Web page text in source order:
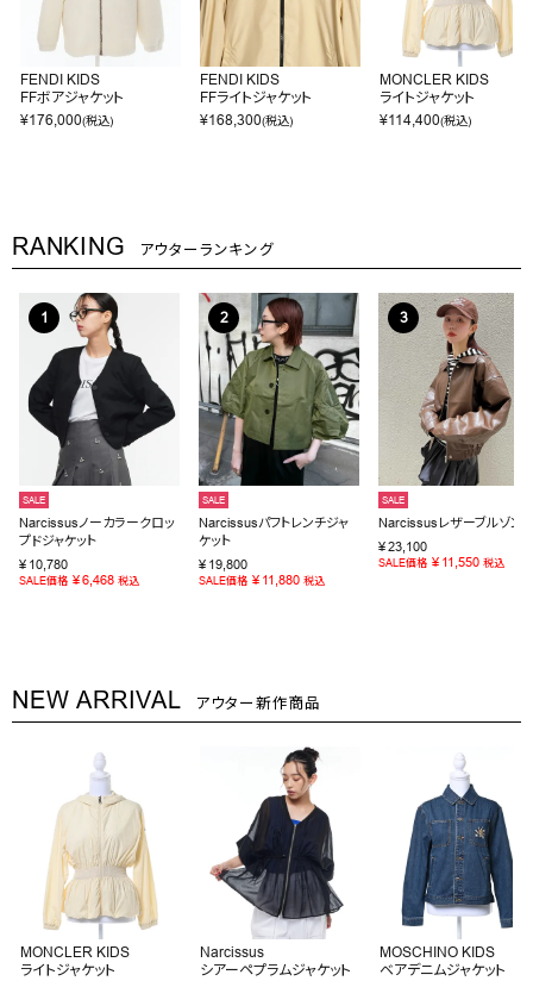
FENDI KIDS
FFボアジャケット
¥176,000(税込)
FENDI KIDS
FFライトジャケット
¥168,300(税込)
MONCLER KIDS
ライトジャケット
¥114,400(税込)
RANKING アウターランキング
SALE
Narcissusノーカラークロッ
プドジャケット
¥ 10,780
SALE価格 ¥6,468 税込
SALE
Narcissusパフトレンチジャ
ケット
¥ 19,800
SALE価格 ¥ 11,880 税込
SALE
Narcissusレザーブルゾン
¥23,100
SALE価格 ¥ 11,550 税込
NEW ARRIVAL アウター新作商品
MONCLER KIDS
ライトジャケット
Narcissus
シアーペプラムジャケット
MOSCHINO KIDS
ベアデニムジャケット